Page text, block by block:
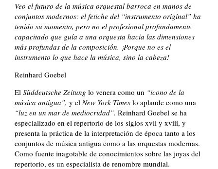
Veo el futuro de la música orquestal barroca en manos de
conjuntos modernos: el fetiche del “instrumento original” ha
tenido su momento, pero no el profesional profundamente
capacitado que guía a una orquesta hacia las dimensiones
más profundas de la composición. ¡Porque no es el
instrumento lo que hace la música, sino la cabeza!
Reinhard Goebel
El Süddeutsche Zeitung lo venera como un “icono de la
música antigua”, y el New York Times lo aplaude como una
“luz en un mar de mediocridad”. Reinhard Goebel se ha
especializado en el repertorio de los siglos xvii y xviii, y
presenta la práctica de la interpretación de época tanto a los
conjuntos de música antigua como a las orquestas modernas.
Como fuente inagotable de conocimientos sobre las joyas del
repertorio, es un especialista de renombre mundial.